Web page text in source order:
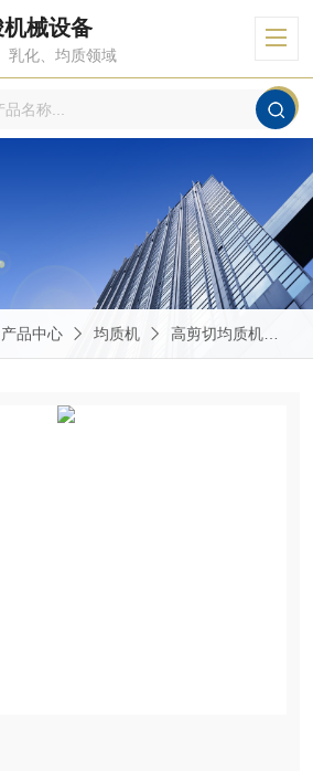
械设备
乳化、均质领域
产品中心 均质机 高剪切均质机